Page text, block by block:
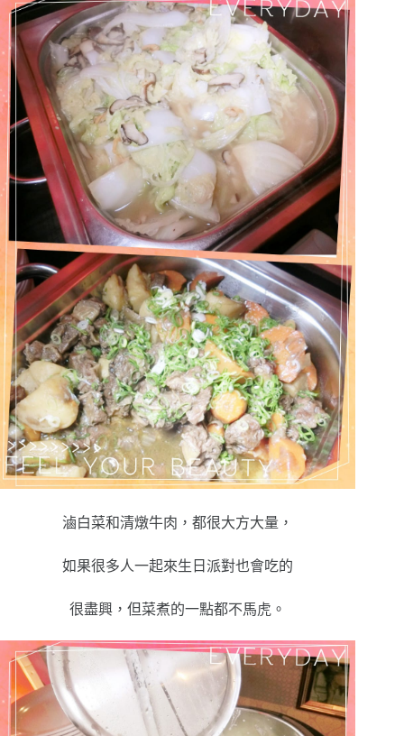
滷白菜和清燉牛肉，都很大方大量，
如果很多人一起來生日派對也會吃的
很盡興，但菜煮的一點都不馬虎。